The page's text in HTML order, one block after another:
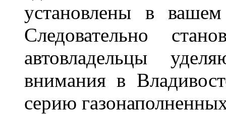
установлены в
Следовательно
автовладельцы
внимания в
серию